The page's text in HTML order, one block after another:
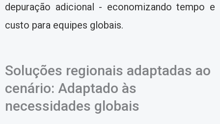
depuração adicional - economizando tempo e
custo para equipes globais.
Soluções regionais adaptadas ao
cenário: Adaptado às
necessidades globais